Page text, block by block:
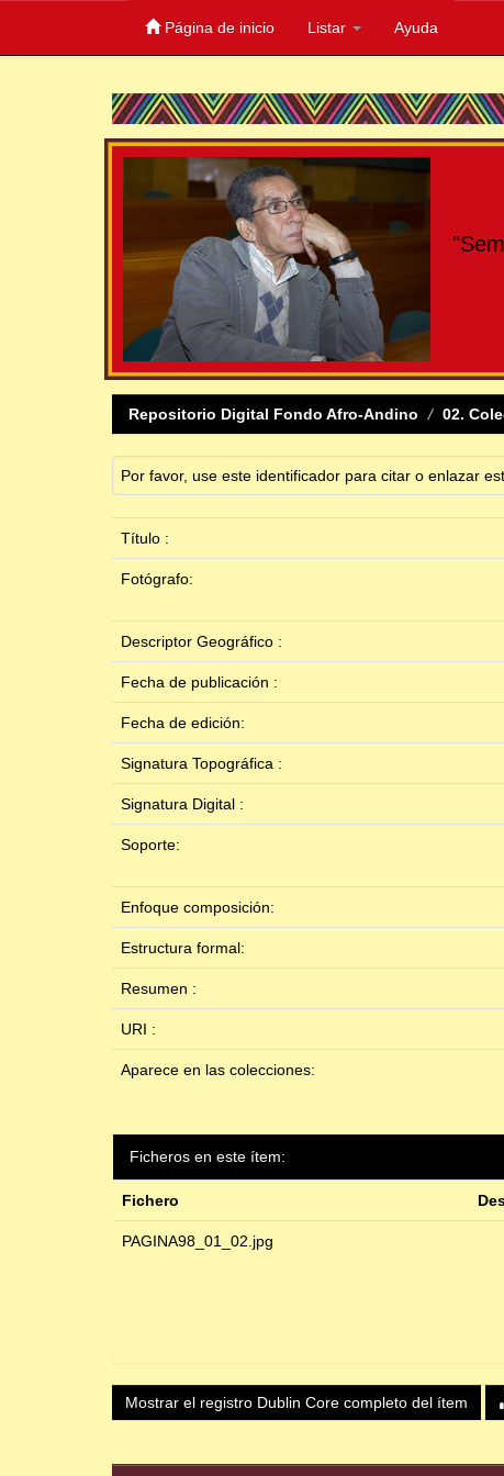
Página de inicio Listar Ayuda
Repositorio Digital Fondo Afro-Andino 02.
Por favor, use este identificador para citar o enlazar
Título :
Fotógrafo:
Descriptor Geográfico :
Fecha de publicación :
Fecha de edición:
Signatura Topográfica :
Signatura Digital :
Soporte:
Enfoque composición:
Estructura formal:
Resumen :
URI :
Aparece en las colecciones:
Ficheros en este ítem:
Fichero
PAGINA98_01_02.jpg
Mostrar el registro Dublin Core completo del ítem